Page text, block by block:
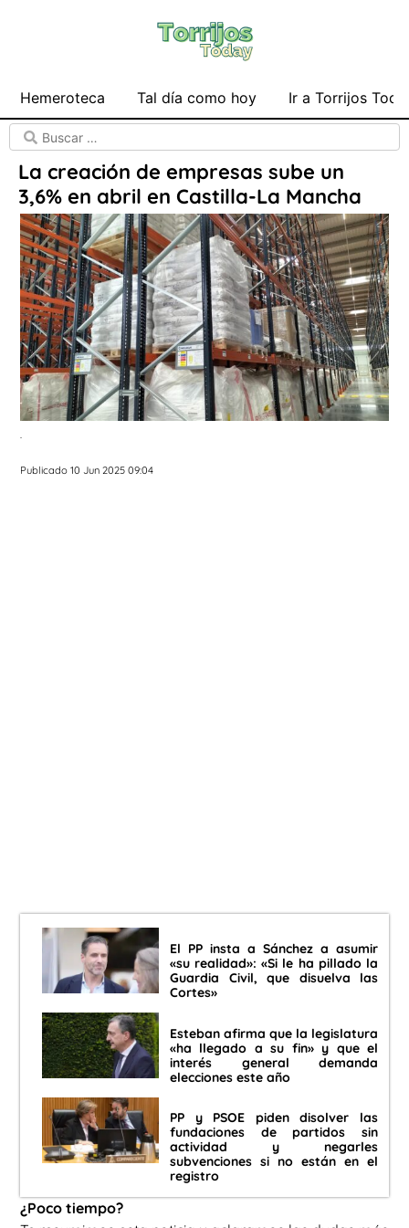
Hemeroteca Tal día como hoy Ir a Torrijos
La creación de empresas sube un
3,6% en abril en Castilla-La Mancha
.
Publicado 10 Jun 2025 09:04
El PP insta a Sánchez a asumir
«su realidad»: «Si le ha pillado la
Guardia Civil, que disuelva las
Cortes»
Esteban afirma que la legislatura
«ha llegado a su fin» y que el
interés general demanda
elecciones este año
PP y PSOE piden disolver las
fundaciones de partidos sin
actividad y negarles
subvenciones si no están en el
registro
¿Poco tiempo?